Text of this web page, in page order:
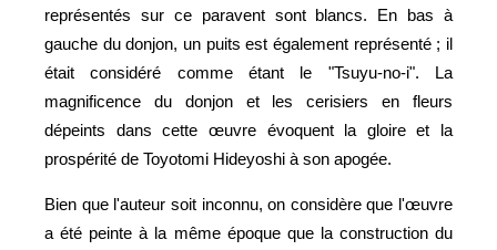
représentés sur ce paravent sont blancs. En bas à
gauche du donjon, un puits est également représenté ; il
était considéré comme étant le "Tsuyu-no-i". La
magnificence du donjon et les cerisiers en fleurs
dépeints dans cette œuvre évoquent la gloire et la
prospérité de Toyotomi Hideyoshi à son apogée.
Bien que l'auteur soit inconnu, on considère que l'œuvre
a été peinte à la même époque que la construction du